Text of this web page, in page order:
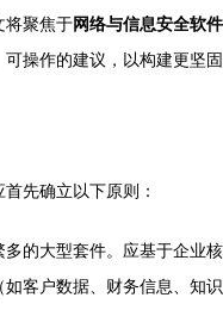
将聚焦于网络与信息安全软件
操作的建议，以构建更坚固
先确立以下原则：
的大型套件。应基于企业核
客户数据、财务信息、知识